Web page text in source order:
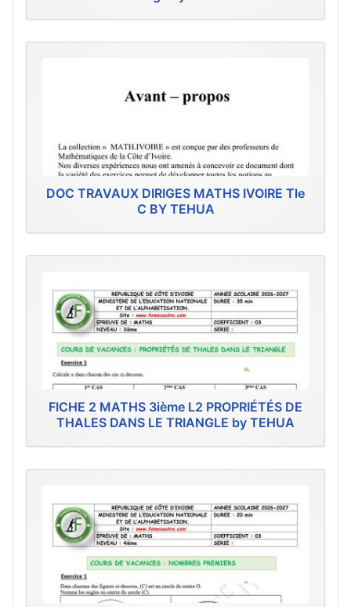
DOC TRAVAUX DIRIGES MATHS IVOIRE Tle
C BY TEHUA
FICHE 2 MATHS 3ième L2 PROPRIÉTÉS DE
THALES DANS LE TRIANGLE by TEHUA